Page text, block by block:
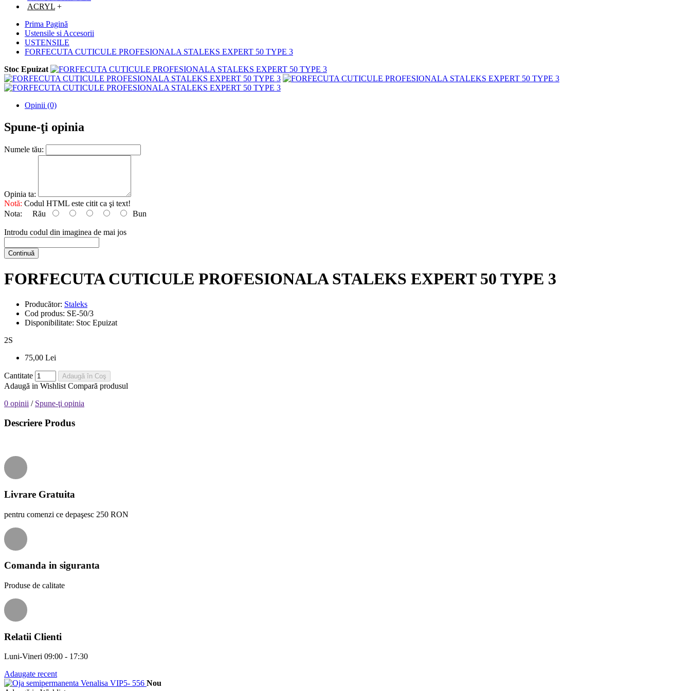
ACRYL +
Prima Pagină
Ustensile si Accesorii
USTENSILE
FORFECUTA CUTICULE PROFESIONALA STALEKS EXPERT 50 TYPE 3
Stoc Epuizat
Opinii (0)
Spune-ţi opinia
Numele tău:
Opinia ta:
Notă: Codul HTML este citit ca şi text!
Nota: Rău Bun
Introdu codul din imaginea de mai jos
Continuă
FORFECUTA CUTICULE PROFESIONALA STALEKS EXPERT 50 TYPE 3
Producător: Staleks
Cod produs: SE-50/3
Disponibilitate: Stoc Epuizat
2S
75,00 Lei
Cantitate Adaugă în Coş
Adaugă in Wishlist Compară produsul
0 opinii / Spune-ţi opinia
Descriere Produs
Livrare Gratuita
pentru comenzi ce depaşesc 250 RON
Comanda in siguranta
Produse de calitate
Relatii Clienti
Luni-Vineri 09:00 - 17:30
Adaugate recent
Nou